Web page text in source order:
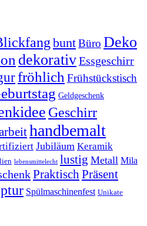
buntBüro Deko
dekorativEssgeschirr
fröhlich Frühstückstisch
Geldgeschenk
Geschirr
handbemalt
Jubiläum Keramik
lebensmittelecht lustig Metall Mila
PraktischPräsent
Spülmaschinenfest Unikate